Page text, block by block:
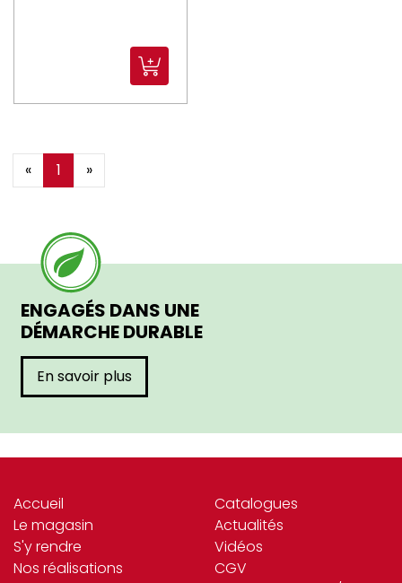
« 1 »
ENGAGÉS DANS UNE
DÉMARCHE DURABLE
En savoir plus
Accueil
Le magasin
S'y rendre
Nos réalisations
Catalogues
Actualités
Vidéos
CGV